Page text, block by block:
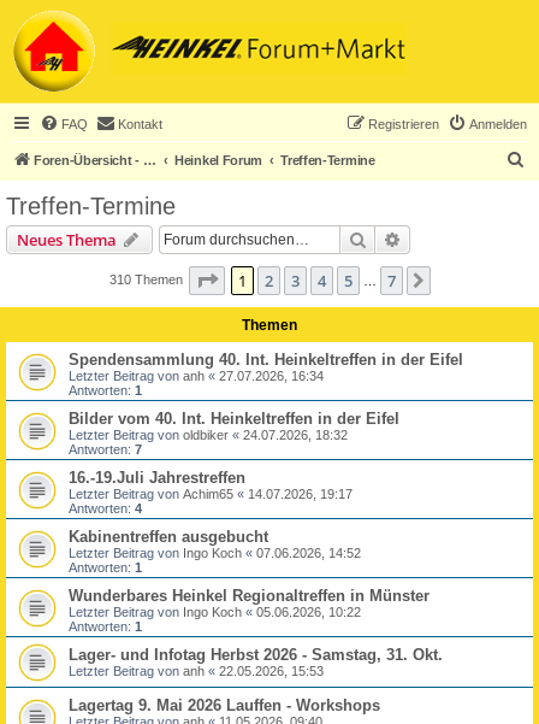
FAQ Kontakt Anmelden
Registrieren
Foren-Übersicht - ACHTUNG! Neuregistrierung nur noch für Heinkel-Club-Mitglieder! Heinkel Forum Treffen-Termine
Treffen-Termine
Neues Thema Suche
310 Themen Seite 1von
1 2 3 4 5 7
Themen
Spendensammlung 40. Int. Heinkeltreffen in der Eifel
Letzter Beitrag von anh « 27.07.2026, 16:34
Antworten: 1
Bilder vom 40. Int. Heinkeltreffen in der Eifel
Letzter Beitrag von oldbiker « 24.07.2026, 18:32
Antworten: 7
16.-19.Juli Jahrestreffen
Letzter Beitrag von Achim65 « 14.07.2026, 19:17
Antworten: 4
Kabinentreffen ausgebucht
Letzter Beitrag von Ingo Koch « 07.06.2026, 14:52
Antworten: 1
Wunderbares Heinkel Regionaltreffen in Münster
Letzter Beitrag von Ingo Koch « 05.06.2026, 10:22
Antworten: 1
Lager- und Infotag Herbst 2026 - Samstag, 31. Okt.
Letzter Beitrag von anh « 22.05.2026, 15:53
Lagertag 9. Mai 2026 Lauffen - Workshops